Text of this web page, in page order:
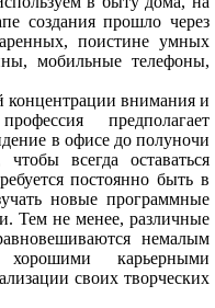
создания прошло через
поистине умных
мобильные телефоны,
концентрации внимания и
предполагает
в офисе до полуночи
всегда оставаться
постоянно быть в
новые программные
Тем не менее, различные
немалым
карьерными
своих творческих